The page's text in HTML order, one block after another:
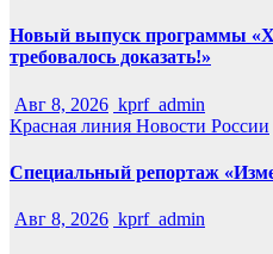
Новый выпуск программы
требовалось доказать!»
Авг 8, 2026 kprf_admin
Красная линия Новости России
Специальный репортаж
Авг 8, 2026 kprf_admin